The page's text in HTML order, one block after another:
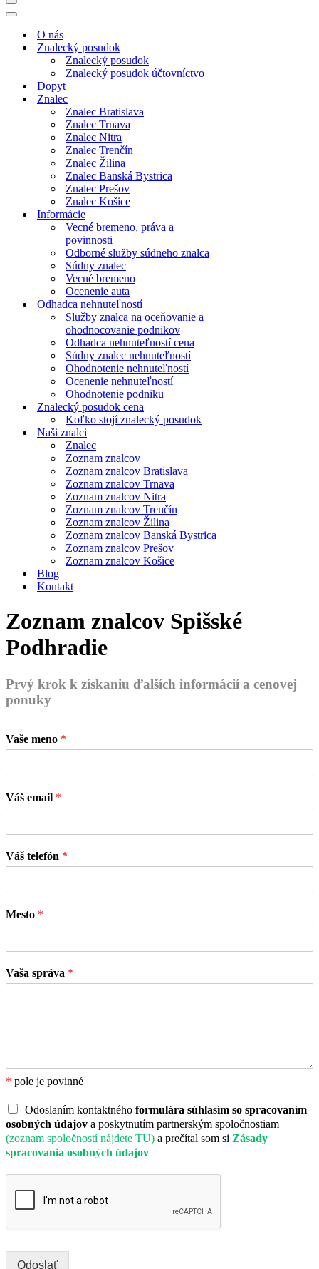
Menu
navigácie
Menu
navigácieO nás
Znalecký posudok
Znalecký posudok
Znalecký posudok účtovníctvo
Dopyt
Znalec
Znalec Bratislava
Znalec Trnava
Znalec Nitra
Znalec Trenčín
Znalec Žilina
Znalec Banská Bystrica
Znalec Prešov
Znalec Košice
Informácie
Vecné bremeno, práva a
povinnosti
Odborné služby súdneho znalca
Súdny znalec
Vecné bremeno
Ocenenie auta
Odhadca nehnuteľností
Služby znalca na oceňovanie a
ohodnocovanie podnikov
Odhadca nehnuteľností cena
Súdny znalec nehnuteľností
Ohodnotenie nehnuteľností
Ocenenie nehnuteľností
Ohodnotenie podniku
Znalecký posudok cena
Koľko stojí znalecký posudok
Naši znalci
Znalec
Zoznam znalcov
Zoznam znalcov Bratislava
Zoznam znalcov Trnava
Zoznam znalcov Nitra
Zoznam znalcov Trenčín
Zoznam znalcov Žilina
Zoznam znalcov Banská Bystrica
Zoznam znalcov Prešov
Zoznam znalcov Košice
Blog
Kontakt
Zoznam znalcov Spišské
Podhradie
Prvý krok k získaniu ďalších informácií a cenovej
ponuky
Vaše meno *
Váš email *
Váš telefón *
Mesto *
Vaša správa *
* pole je povinné
Odoslaním kontaktného formulára súhlasím so spracovaním
osobných údajov a poskytnutím partnerským spoločnostiam
(zoznam spoločností nájdete TU) a prečítal som si Zásady
spracovania osobných údajov
Odoslať